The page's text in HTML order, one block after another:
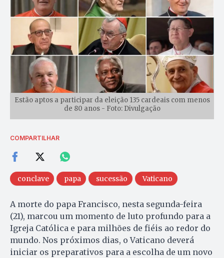
Estão aptos a participar da eleição 135 cardeais com menos
de 80 anos - Foto: Divulgação
COMPARTILHAR
conclave papa sucessão Vaticano
A morte do papa Francisco, nesta segunda-feira
(21), marcou um momento de luto profundo para a
Igreja Católica e para milhões de fiéis ao redor do
mundo. Nos próximos dias, o Vaticano deverá
iniciar os preparativos para a escolha de um novo